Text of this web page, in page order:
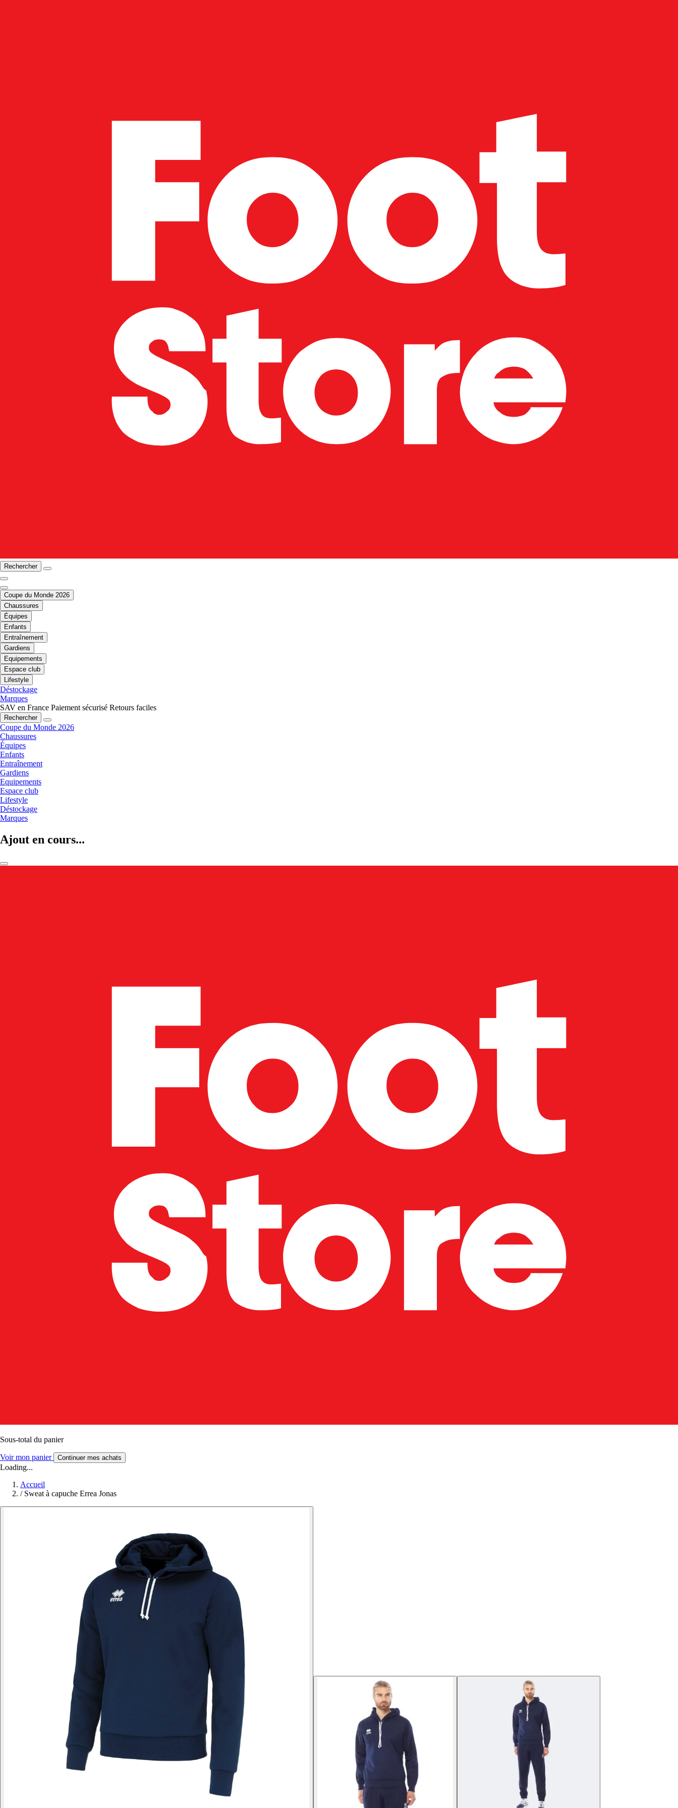
Rechercher
Coupe du Monde 2026
Chaussures
Équipes
Enfants
Entraînement
Gardiens
Equipements
Espace club
Lifestyle
Déstockage
Marques
SAV en France Paiement sécurisé Retours faciles
Rechercher
Coupe du Monde 2026
Chaussures
Équipes
Enfants
Entraînement
Gardiens
Equipements
Espace club
Lifestyle
Déstockage
Marques
Ajout en cours...
Sous-total du panier
Voir mon panier Continuer mes achats
Loading...
Accueil
/ Sweat à capuche Errea Jonas